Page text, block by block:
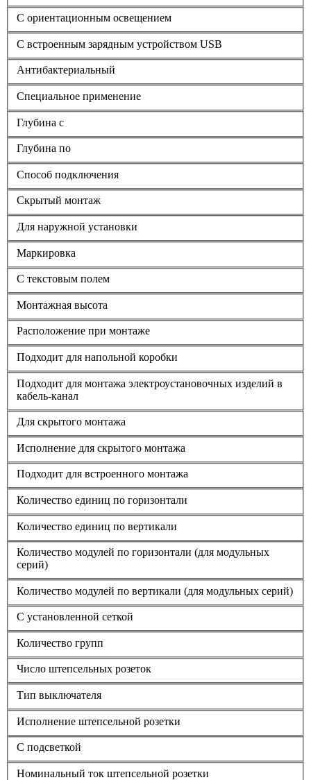
С ориентационным освещением
С встроенным зарядным устройством USB
Антибактериальный
Специальное применение
Глубина с
Глубина по
Способ подключения
Скрытый монтаж
Для наружной установки
Маркировка
С текстовым полем
Монтажная высота
Расположение при монтаже
Подходит для напольной коробки
Подходит для монтажа электроустановочных изделий в
кабель-канал
Для скрытого монтажа
Исполнение для скрытого монтажа
Подходит для встроенного монтажа
Количество единиц по горизонтали
Количество единиц по вертикали
Количество модулей по горизонтали (для модульных
серий)
Количество модулей по вертикали (для модульных серий)
С установленной сеткой
Количество групп
Число штепсельных розеток
Тип выключателя
Исполнение штепсельной розетки
С подсветкой
Номинальный ток штепсельной розетки